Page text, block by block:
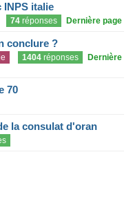
INPS italie
74 réponses Dernière page
conclure ?
1404 réponses
Dernière
70
la consulat d'oran